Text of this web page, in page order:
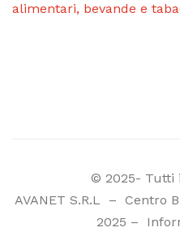
alimentari, bevande e
© 2025- Tutti
AVANET S.R.L
– Centro
2025 –